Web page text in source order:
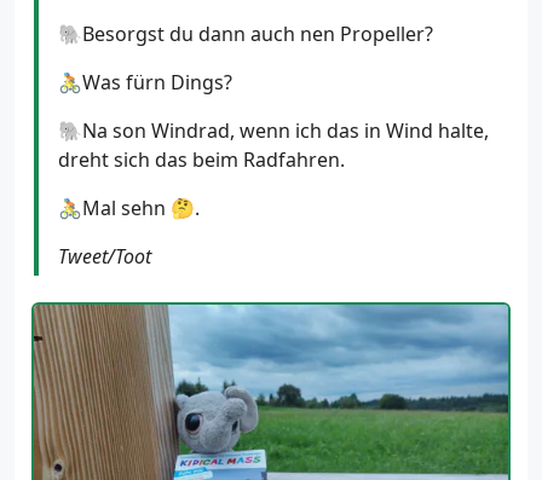
🐘Besorgst du dann auch nen Propeller?
🚴Was fürn Dings?
🐘Na son Windrad, wenn ich das in Wind halte,
dreht sich das beim Radfahren.
🚴Mal sehn 🤔.
Tweet/Toot